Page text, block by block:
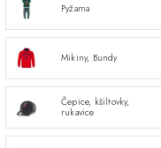
Pyžama
Mikiny, Bundy
Čepice, kšiltovky,
rukavice